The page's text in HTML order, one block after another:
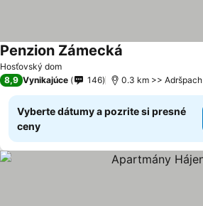
Hosťovský dom
Penzion Zámecká
8,9 Vynikajúce 146 0.3 km >> Adršpach
Vyberte dátumy a pozrite si presné
ceny